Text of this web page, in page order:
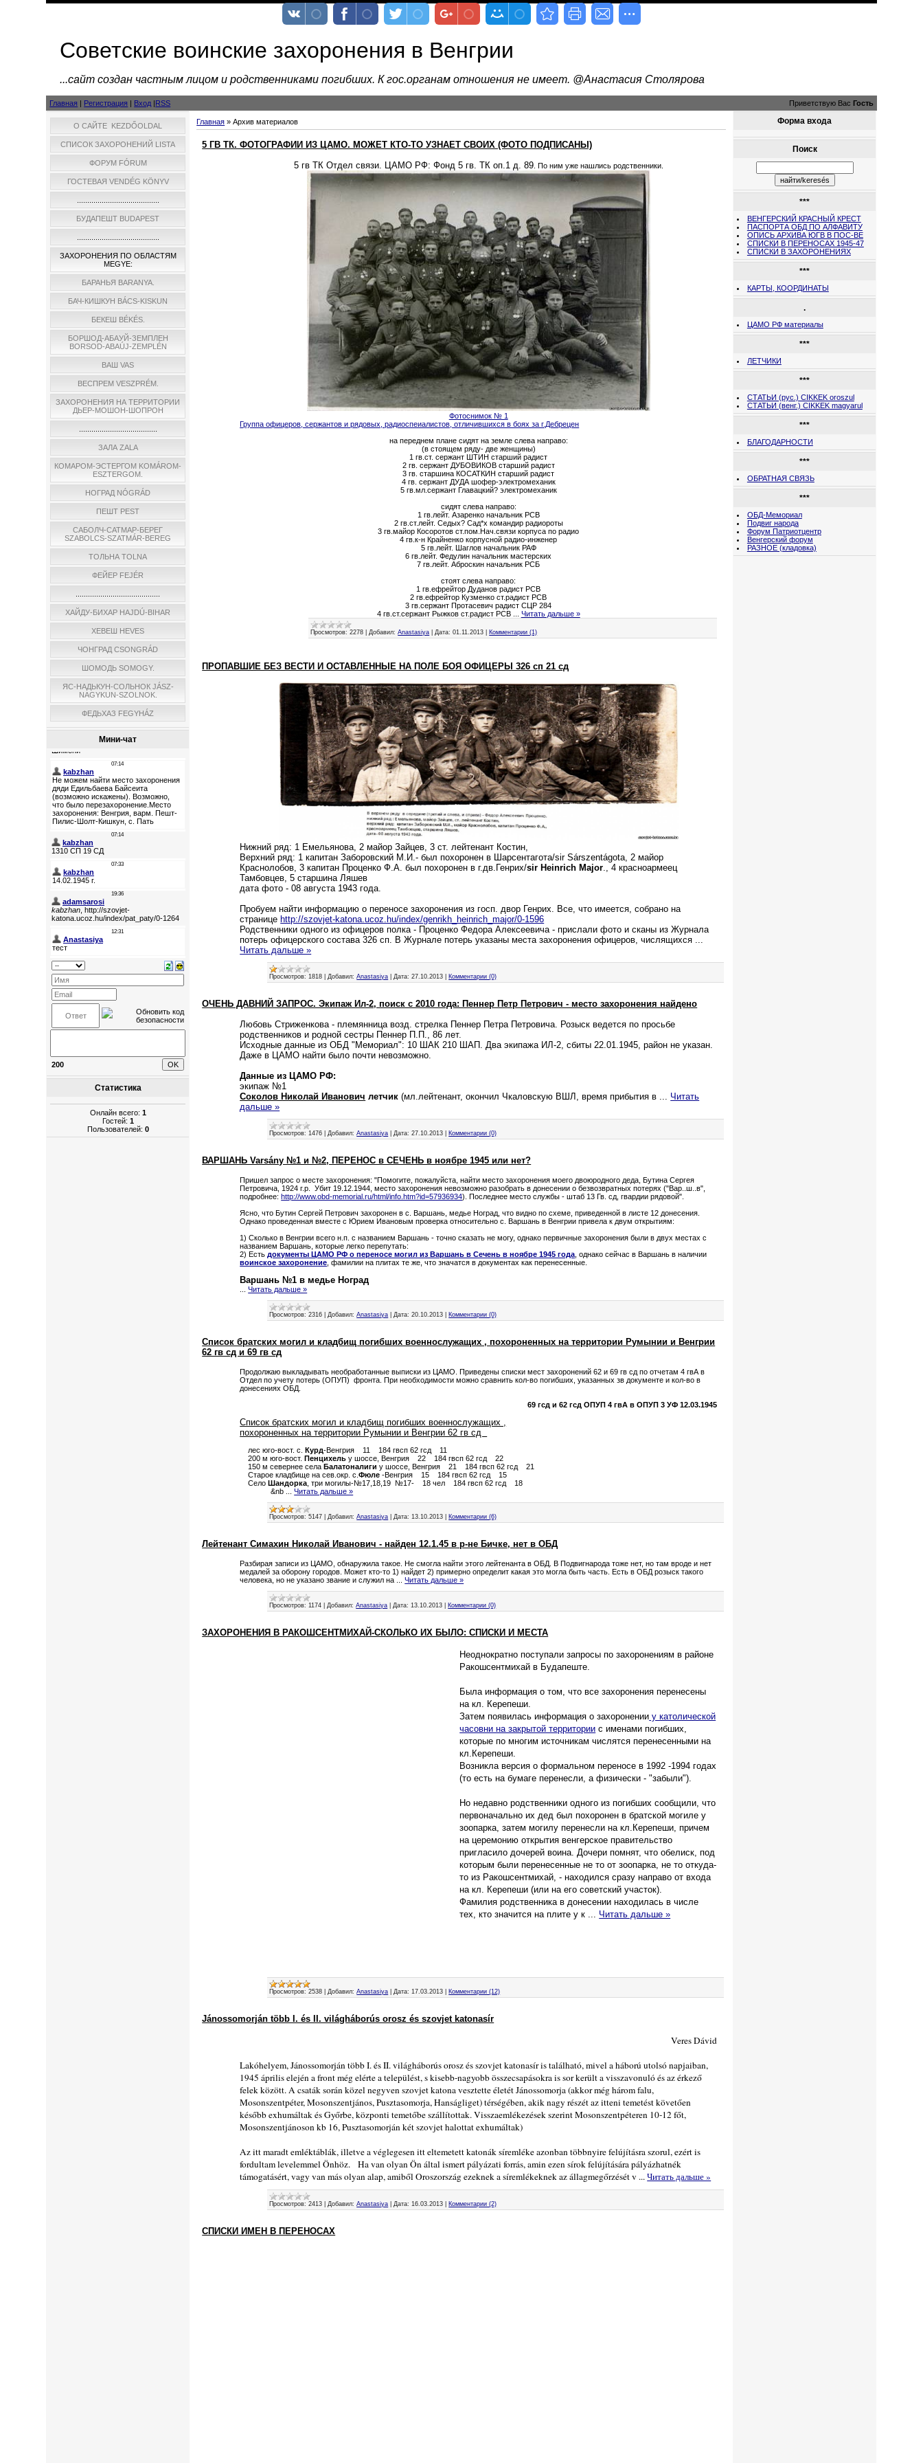
Советские воинские захоронения в Венгрии
...cайт создан частным лицом и родственниками погибших. К гос.органам отношения не имеет. @Анастасия Столярова
Главная | Регистрация | Вход |RSS Приветствую Вас Гость
О САЙТЕ KEZDŐOLDAL
СПИСОК ЗАХОРОНЕНИЙ LISTA
ФОРУМ FÓRUM
ГОСТЕВАЯ VENDÉG KÖNYV
БУДАПЕШТ BUDAPEST
ЗАХОРОНЕНИЯ ПО ОБЛАСТЯМ
MEGYE:
БАРАНЬЯ BARANYA.
БАЧ-КИШКУН BÁCS-KISKUN
БЕКЕШ BÉKÉS.
БОРШОД-АБАУЙ-ЗЕМПЛЕН
BORSOD-ABAÚJ-ZEMPLÉN
ВАШ VAS
ВЕСПРЕМ VESZPRÉM.
ЗАХОРОНЕНИЯ НА ТЕРРИТОРИИ
ДЬЕР-МОШОН-ШОПРОН
ЗАЛА ZALA
КОМАРОМ-ЭСТЕРГОМ KOMÁROM-
ESZTERGOM.
НОГРАД NÓGRÁD
ПЕШТ PEST
САБОЛЧ-САТМАР-БЕРЕГ
SZABOLCS-SZATMÁR-BEREG
ТОЛЬНА TOLNA
ФЕЙЕР FEJÉR
ХАЙДУ-БИХАР HAJDÚ-BIHAR
ХЕВЕШ HEVES
ЧОНГРАД CSONGRÁD
ШОМОДЬ SOMOGY.
ЯС-НАДЬКУН-СОЛЬНОК JÁSZ-
NAGYKUN-SZOLNOK.
ФЕДЬХАЗ FEGYHÁZ
Мини-чат
200
Статистика
Онлайн всего: 1
Гостей: 1
Пользователей: 0
Главная »Архив материалов
5 ГВ ТК. ФОТОГРАФИИ ИЗ ЦАМО. МОЖЕТ КТО-ТО УЗНАЕТ СВОИХ (ФОТО ПОДПИСАНЫ)
5 гв ТК Отдел связи. ЦАМО РФ: Фонд 5 гв. ТК оп.1 д. 89. По ним уже нашлись родственники.
Фотоснимок № 1
Группа офицеров, сержантов и рядовых, радиоспеиалистов, отличившихся в боях за г.Дебрецен
на переднем плане сидят на земле слева направо:
(в стоящем ряду- две женщины)
1 гв.ст. сержант ШТИН старший радист
2 гв. сержант ДУБОВИКОВ старший радист
3 гв. старшина КОСАТКИН старший радист
4 гв. сержант ДУДА шофер-электромеханик
5 гв.мл.сержант Главацкий? электромеханик
сидят слева направо:
1 гв.лейт. Азаренко начальник РСВ
2 гв.ст.лейт. Седых? Сад*х командир радиороты
3 гв.майор Косоротов ст.пом.Нач.связи корпуса по радио
4 гв.к-н Крайненко корпусной радио-инженер
5 гв.лейт. Шаглов начальник РАФ
6 гв.лейт. Федулин начальник мастерских
7 гв.лейт. Аброскин начальник РСБ
стоят слева направо:
1 гв.ефрейтор Дуданов радист РСВ
2 гв.ефрейтор Кузменко ст.радист РСВ
3 гв.сержант Протасевич радист СЦР 284
4 гв.ст.сержант Рыжков ст.радист РСВ
Читать дальше »
Просмотров: 2278 Добавил: Anastasiya Дата: 01.11.2013 Комментарии (1)
ПРОПАВШИЕ БЕЗ ВЕСТИ И ОСТАВЛЕННЫЕ НА ПОЛЕ БОЯ ОФИЦЕРЫ 326 сп 21 сд
Нижний ряд: 1 Емельянова, 2 майор Зайцев, 3 ст. лейтенант Костин,
Верхний ряд: 1 капитан Заборовский М.И.- был похоронен в Шарсентагота/sir Sárszentágota, 2 майор
Краснолобов, 3 капитан Проценко Ф.А.был похоронен в г.дв.Генрих/sir Heinrich Major
, 4 красноармеец
Тамбовцев, 5 старшина Ляшев
дата фото - 08 августа 1943 года.
Пробуем найти информацию о переносе захоронения из госп. двор Генрих. Все, что имеется, собрано на
страницеhttp://szovjet-katona.ucoz.hu/index/genrikh_heinrich_major/0-1596
Родственники одного из офицеров полка - Проценко Федора Алексеевича - прислали фото и сканы из Журнала
потерь офицерского состава 326 сп. В Журнале потерь указаны места захоронения офицеров, числящихся
Читать дальше »
Просмотров: 1818 Добавил: Anastasiya Дата: 27.10.2013 Комментарии (0)
ОЧЕНЬ ДАВНИЙ ЗАПРОС. Экипаж Ил-2, поиск с 2010 года: Пеннер Петр Петрович - место захоронения найдено
Любовь Стриженкова - племянница возд. стрелка Пеннер Петра Петровича. Розыск ведется по просьбе
родственников и родной сестры Пеннер П.П., 86 лет.
Исходные данные из ОБД "Мемориал": 10 ШАК 210 ШАП. Два экипажа ИЛ-2, сбиты 22.01.1945, район не указан.
Даже в ЦАМО найти было почти невозможно.
Данные из ЦАМО РФ:
экипаж №1
Соколов Николай Иванович летчик (мл.лейтенант, окончил Чкаловскую ВШЛ, время прибытия в
Читать
дальше »
Просмотров: 1476 Добавил: Anastasiya Дата: 27.10.2013 Комментарии (0)
ВАРШАНЬ Varsány №1 и №2, ПЕРЕНОС в СЕЧЕНЬ в ноябре 1945 или нет?
Пришел запрос о месте захоронения: "Помогите, пожалуйста, найти место захоронения моего двоюродного деда, Бутина Сергея
Петровича, 1924 г.р. Убит 19.12.1944, место захоронения невозможно разобрать в донесении о безвозвратных потерях ("Вар..ш..в",
подробнее:http://www.obd-memorial.ru/html/info.htm?id=57936934). Последнее место службы - штаб 13 Гв. сд, гвардии рядовой".
Ясно, что Бутин Сергей Петрович захоронен в с. Варшань, медье Ноград, что видно по схеме, приведенной в листе 12 донесения.
Однако проведенная вместе с Юрием Ивановым проверка относительно с. Варшань в Венгрии привела к двум открытиям:
1) Сколько в Венгрии всего н.п. с названием Варшань - точно сказать не могу, однако первичные захоронения были в двух местах с
названием Варшань, которые легко перепутать:
2) Есть документы ЦАМО РФ о переносе могил из Варшань в Сечень в ноябре 1945 года , однако сейчас в Варшань в наличии
воинское захоронение , фамилии на плитах те же, что значатся в документах как перенесенные.
Варшань №1 в медье Ноград
...Читать дальше »
Просмотров: 2316 Добавил: Anastasiya Дата: 20.10.2013 Комментарии (0)
Список братских могил и кладбищ погибших военнослужащих , похороненных на территории Румынии и Венгрии
62 гв сд и 69 гв сд
Продолжаю выкладывать необработанные выписки из ЦАМО. Приведены списки мест захоронений 62 и 69 гв сд по отчетам 4 гвА в
Отдел по учету потерь (ОПУП) фронта. При необходимости можно сравнить кол-во погибших, указанных зв документе и кол-во в
донесениях ОБД.
69 гсд и 62 гсд ОПУП 4 гвА в ОПУП 3 УФ 12.03.1945
Список братских могил и кладбищ погибших военнослужащих ,
похороненных на территории Румынии и Венгрии 62 гв сд
лес юго-вост. с.Курд-Венгрия 11 184 гвсп 62 гсд 11
200 м юго-вост.Пенцихель у шоссе, Венгрия 22 184 гвсп 62 гсд 22
150 м севернее селаБалатоналиги у шоссе, Венгрия 21 184 гвсп 62 гсд 21
Старое кладбище на сев.окр. с.Фюле -Венгрия 15 184 гвсп 62 гсд 15
СелоШандорка , три могилы-№17,18,19 №17- 18 чел 184 гвсп 62 гсд 18
&nb
...Читать дальше »
Просмотров: 5147 Добавил: Anastasiya Дата: 13.10.2013 Комментарии (6)
Лейтенант Симахин Николай Иванович - найден 12.1.45 в р-не Бичке, нет в ОБД
Разбирая записи из ЦАМО, обнаружила такое. Не смогла найти этого лейтенанта в ОБД. В Подвигнарода тоже нет, но там вроде и нет
медалей за оборону городов. Может кто-то 1) найдет 2) примерно определит какая это могла быть часть. Есть в ОБД розыск такого
человека, но не указано звание и служил на
...Читать дальше »
Просмотров: 1174 Добавил: Anastasiya Дата: 13.10.2013 Комментарии (0)
ЗАХОРОНЕНИЯ В РАКОШСЕНТМИХАЙ-СКОЛЬКО ИХ БЫЛО: СПИСКИ И МЕСТА
Неоднократно поступали запросы по захоронениям в районе
Ракошсентмихай в Будапеште.
Была информация о том, что все захоронения перенесены
на кл. Керепеши.
Затем появилась информация о захоронении у католической
часовни на закрытой территории с именами погибших,
которые по многим источникам числятся перенесенными на
кл.Керепеши.
Возникла версия о формальном переносе в 1992 -1994 годах
(то есть на бумаге перенесли, а физически - "забыли").
Но недавно родственники одного из погибших сообщили, что
первоначально их дед был похоронен в братской могиле у
зоопарка, затем могилу перенесли на кл.Керепеши, причем
на церемонию открытия венгерское правительство
пригласило дочерей воина. Дочери помнят, что обелиск, под
которым были перенесенные не то от зоопарка, не то откуда-
то из Ракошсентмихай, - находился сразу направо от входа
на кл. Керепеши (или на его советский участок).
Фамилия родственника в донесении находилась в числе
тех, кто значится на плите у к
Читать дальше »
Просмотров: 2538 Добавил: Anastasiya Дата: 17.03.2013 Комментарии (12)
Jánossomorján több I. és II. világháborús orosz és szovjet katonasír
Veres Dávid
Lakóhelyem, Jánossomorján több I. és II. világháborús orosz és szovjet katonasír is található, mivel a háború utolsó napjaiban,
1945 április elején a front még elérte a települést, s kisebb-nagyobb összecsapásokra is sor került a visszavonuló és az érkező
felek között. A csaták során közel negyven szovjet katona vesztette életét Jánossomorja (akkor még három falu,
Mosonszentpéter, Mosonszentjános, Pusztasomorja, Hanságliget) térségében, akik nagy részét az itteni temetést követően
később exhumáltak és Győrbe, központi temetőbe szállítottak. Visszaemlékezések szerint Mosonszentpéteren 10-12 főt,
Mosonszentjánoson kb 16, Pusztasomorján két szovjet halottat exhumáltak)
Az itt maradt emléktáblák, illetve a véglegesen itt eltemetett katonák síremléke azonban többnyire felújításra szorul, ezért is
fordultam levelemmel Önhöz. Ha van olyan Ön által ismert pályázati forrás, amin ezen sírok felújítására pályázhatnék
támogatásért, vagy van más olyan alap, amiből Oroszország ezeknek a síremlékeknek az állagmegőrzését v ...Читать дальше »
Просмотров: 2413 Добавил: Anastasiya Дата: 16.03.2013 Комментарии (2)
СПИСКИ ИМЕН В ПЕРЕНОСАХ
Форма входа
Поиск
***
ВЕНГЕРСКИЙ КРАСНЫЙ КРЕСТ
ПАСПОРТА ОБД ПО АЛФАВИТУ
ОПИСЬ АРХИВА ЮГВ В ПОС-ВЕ
СПИСКИ В ПЕРЕНОСАХ 1945-47
СПИСКИ В ЗАХОРОНЕНИЯХ
***
КАРТЫ, КООРДИНАТЫ
.
ЦАМО РФ материалы
***
ЛЕТЧИКИ
***
СТАТЬИ (рус.) CIKKEK oroszul
СТАТЬИ (венг.) CIKKEK magyarul
***
БЛАГОДАРНОСТИ
***
ОБРАТНАЯ СВЯЗЬ
***
ОБД-Мемориал
Подвиг народа
Форум Патриотцентр
Венгерский форум
РАЗНОЕ (кладовка)